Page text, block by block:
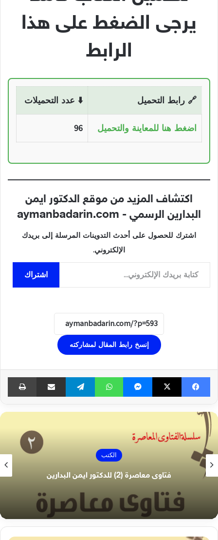
يرجى الضغط على هذا
الرابط
🔗 رابط التحميل ⬇️ عدد التحميلات
اضغط هنا للمعاينة والتحميل 96
اكتشاف المزيد من موقع الدكتور ايمن
البدارين الرسمي - aymanbadarin.com
اشترك للحصول على أحدث التدوينات المرسلة إلى بريدك
الإلكتروني.
كتابة بريدك الإلكتروني...
اشتراك
إنسخ رابط المقال لمشاركته
فيسبوك ‫X ماسنجر واتساب تيلقرام مشاركة عبر البريد
الكتب
فتاوى معاصرة (1) للدكتور ايمن البدارين